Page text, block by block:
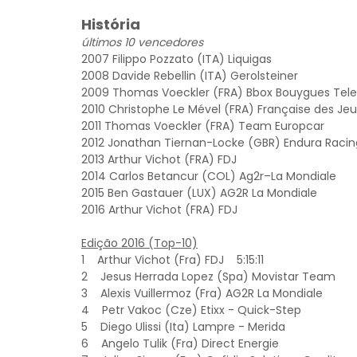
História
últimos 10 vencedores
2007 Filippo Pozzato (ITA) Liquigas
2008 Davide Rebellin (ITA) Gerolsteiner
2009 Thomas Voeckler (FRA) Bbox Bouygues
2010 Christophe Le Mével (FRA) Française des
2011 Thomas Voeckler (FRA) Team Europcar
2012 Jonathan Tiernan-Locke (GBR) Endura
2013 Arthur Vichot (FRA) FDJ
2014 Carlos Betancur (COL) Ag2r–La Mondiale
2015 Ben Gastauer (LUX) AG2R La Mondiale
2016 Arthur Vichot (FRA) FDJ
Edição 2016 (Top-10)
1 Arthur Vichot (Fra) FDJ 5:15:11
2 Jesus Herrada Lopez (Spa) Movistar Team
3 Alexis Vuillermoz (Fra) AG2R La Mondiale
4 Petr Vakoc (Cze) Etixx - Quick-Step
5 Diego Ulissi (Ita) Lampre - Merida
6 Angelo Tulik (Fra) Direct Energie